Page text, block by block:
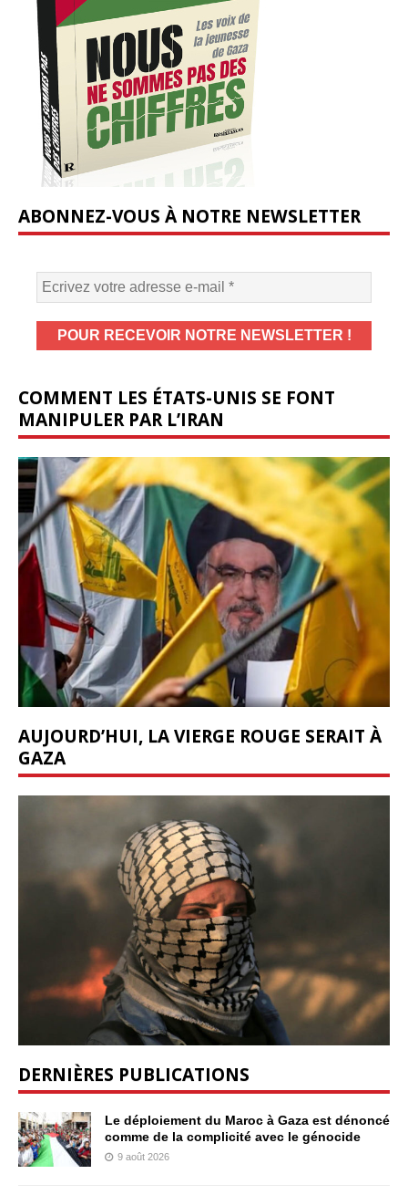
ABONNEZ-VOUS À NOTRE NEWSLETTER
COMMENT LES ÉTATS-UNIS SE FONT
MANIPULER PAR L’IRAN
AUJOURD’HUI, LA VIERGE ROUGE SERAIT À
GAZA
DERNIÈRES PUBLICATIONS
Le déploiement du Maroc à Gaza est dénoncé
comme de la complicité avec le génocide
9 août 2026